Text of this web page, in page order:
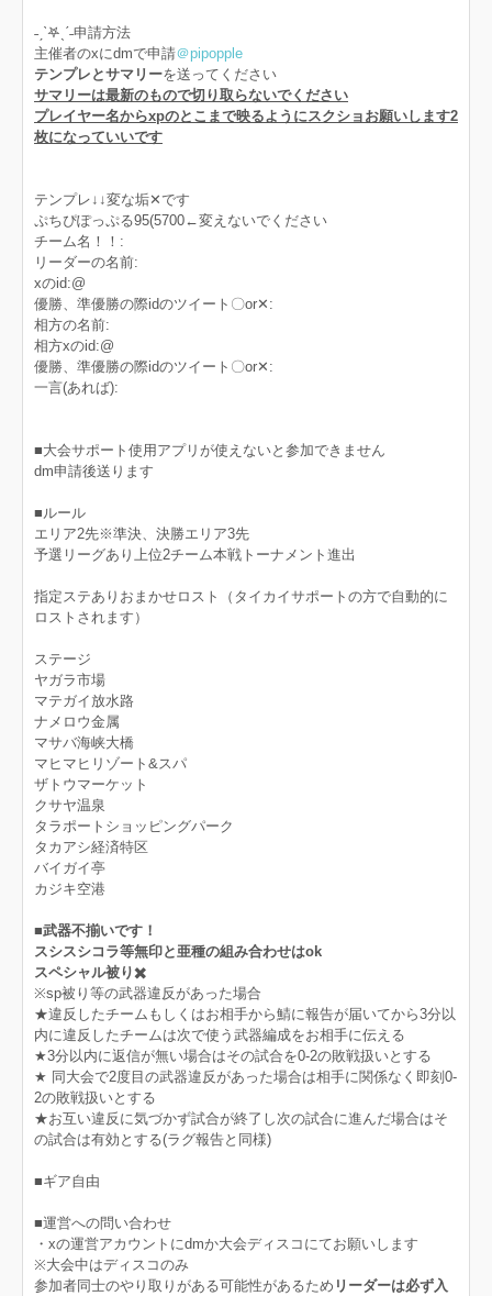
˗ˏˋ𖤐ˎˊ˗申請方法
主催者のxにdmで申請＠pipopple
テンプレとサマリーを送ってください
サマリーは最新のもので切り取らないでください
プレイヤー名からxpのとこまで映るようにスクショお願いします2
枚になっていいです
テンプレ↓↓変な垢‪✕‬です
ぷちぴぽっぷる95(5700←変えないでください
チーム名！！:
リーダーの名前:
xのid:@
優勝、準優勝の際idのツイート〇‪or✕‬:
相方の名前:
相方xのid:@
優勝、準優勝の際idのツイート〇‪or✕‬:
一言(あれば):
■大会サポート使用アプリが使えないと参加できません
dm申請後送ります
■ルール
エリア2先※準決、決勝エリア3先
予選リーグあり上位2チーム本戦トーナメント進出
指定ステありおまかせロスト（タイカイサポートの方で自動的に
ロストされます）
ステージ
ヤガラ市場
マテガイ放水路
ナメロウ金属
マサバ海峡大橋
マヒマヒリゾート&スパ
ザトウマーケット
クサヤ温泉
タラポートショッピングパーク
タカアシ経済特区
バイガイ亭
カジキ空港
■武器不揃いです！
スシスシコラ等無印と亜種の組み合わせはok
スペシャル被り✖️
※sp被り等の武器違反があった場合
★違反したチームもしくはお相手から鯖に報告が届いてから3分以
内に違反したチームは次で使う武器編成をお相手に伝える
★3分以内に返信が無い場合はその試合を0-2の敗戦扱いとする
★ 同大会で2度目の武器違反があった場合は相手に関係なく即刻0-
2の敗戦扱いとする
★お互い違反に気づかず試合が終了し次の試合に進んだ場合はそ
の試合は有効とする(ラグ報告と同様)
■ギア自由
■運営への問い合わせ
・xの運営アカウントにdmか大会ディスコにてお願いします
※大会中はディスコのみ
参加者同士のやり取りがある可能性があるため リーダーは必ず入